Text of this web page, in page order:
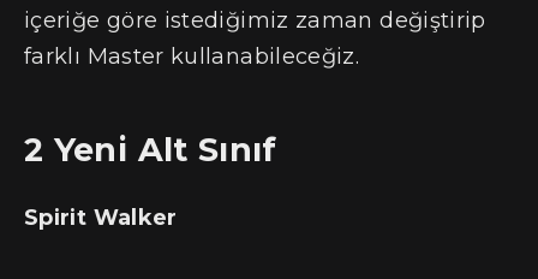
içeriğe göre istediğimiz zaman değiştirip
farklı Master kullanabileceğiz.
2 Yeni Alt Sınıf
Spirit Walker